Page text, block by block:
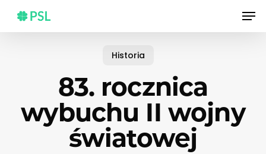
main
Historia
83. rocznica
wybuchu II wojny
światowej